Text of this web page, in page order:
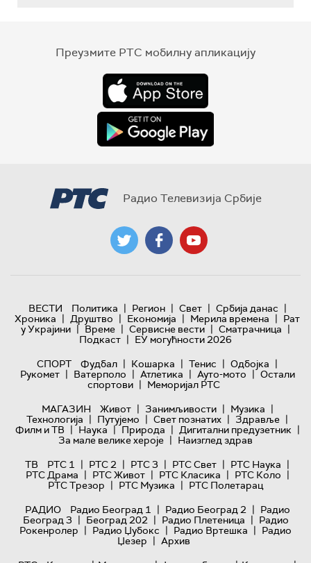
Преузмите РТС мобилну апликацију
Радио Телевизија Србије
ВЕСТИ Политика | Регион | Свет | Србија данас |
Хроника | Друштво | Економија | Мерила времена | Рат
у Украјини | Време | Сервисне вести | Сматрачница |
Подкаст | ЕУ могућности 2026
СПОРТ
Фудбал | Кошарка | Тенис | Одбојка |
Рукомет | Ватерполо | Атлетика | Ауто-мото | Остали
спортови | Меморијал РТС
МАГАЗИН
Живот | Занимљивости | Музика |
Технологијa | Путујемо | Свет познатих | Здравље |
Филм и ТВ | Наука | Природа | Дигитални предузетник |
За мале велике хероје | Наизглед здрав
ТВ
РТС 1 | РТС 2 | РТС 3 | РТС Свет | РТС Наука |
РТС Драма | РТС Живот | РТС Класика | РТС Коло |
РТС Трезор | РТС Музика | РТС Полетарац
РАДИО
Радио Београд 1 | Радио Београд 2 | Радио
Београд 3 | Београд 202 | Радио Плетеница | Радио
Рокенролер | Радио Џубокс | Радио Вртешка | Радио
Џезер | Архив